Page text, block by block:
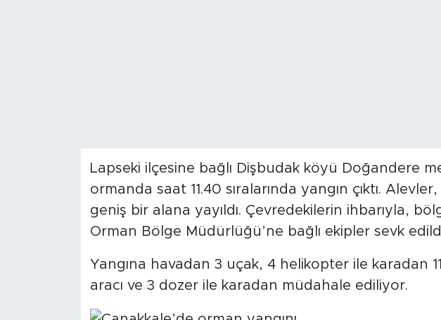
Lapseki ilçesine bağlı Dişbudak köyü Doğandere
ormanda saat 11.40 sıralarında yangın çıktı.
geniş bir alana yayıldı. Çevredekilerin ihbarıyla,
Orman Bölge Müdürlüğü’ne bağlı ekipler sevk
Yangına havadan 3 uçak, 4 helikopter ile karadan
aracı ve 3 dozer ile karadan müdahale ediliyor.